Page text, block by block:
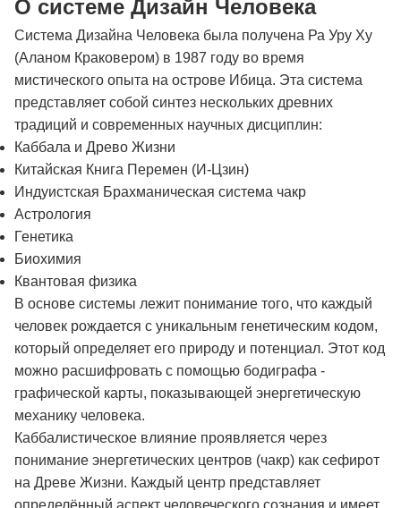
О системе Дизайн Человека
Система Дизайна Человека была получена Ра Уру Ху
(Аланом Краковером) в 1987 году во время
мистического опыта на острове Ибица. Эта система
представляет собой синтез нескольких древних
традиций и современных научных дисциплин:
Каббала и Древо Жизни
Китайская Книга Перемен (И-Цзин)
Индуистская Брахманическая система чакр
Астрология
Генетика
Биохимия
Квантовая физика
В основе системы лежит понимание того, что каждый
человек рождается с уникальным генетическим кодом,
который определяет его природу и потенциал. Этот код
можно расшифровать с помощью бодиграфа -
графической карты, показывающей энергетическую
механику человека.
Каббалистическое влияние проявляется через
понимание энергетических центров (чакр) как сефирот
на Древе Жизни. Каждый центр представляет
определённый аспект человеческого сознания и имеет